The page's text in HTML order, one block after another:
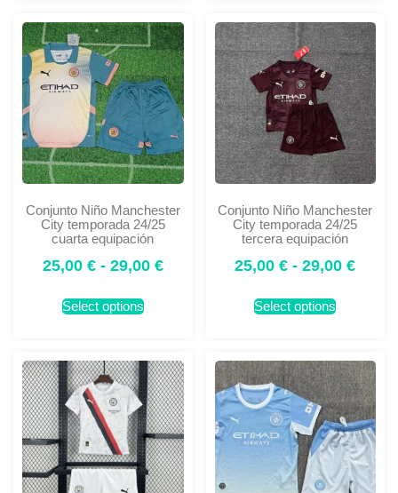
Conjunto Niño Manchester
City temporada 24/25
cuarta equipación
25,00 € - 29,00 €
Select options
Conjunto Niño Manchester
City temporada 24/25
tercera equipación
25,00€ - 29,00€
Select options